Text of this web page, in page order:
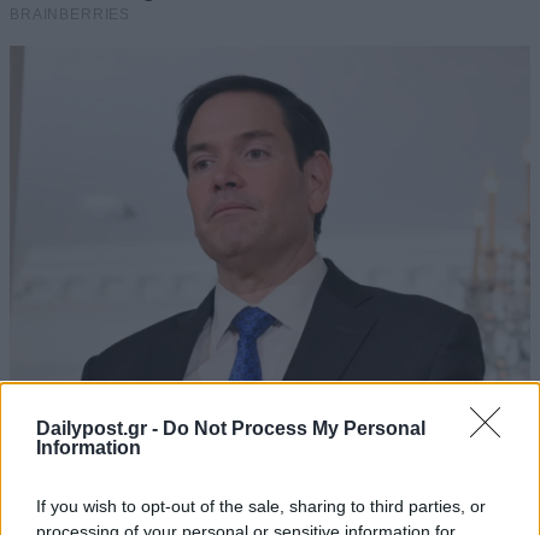
Dailypost.gr - Do Not Process My Personal
Information
If you wish to opt-out of the sale, sharing to third parties, or
processing of your personal or sensitive information for